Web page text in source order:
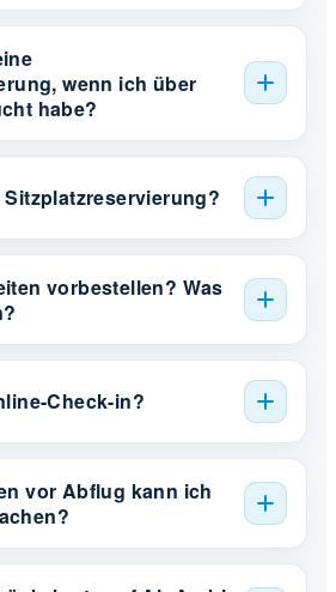
wenn ich über
habe?
vorbestellen? Was
Check-in?
vor Abflug kann ich